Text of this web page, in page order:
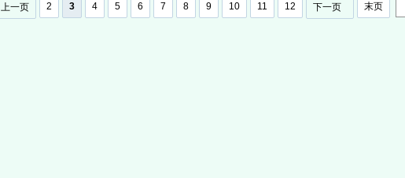
上一页 2 3 4 5 6 7 8 9 10 11 12 下一页 末页